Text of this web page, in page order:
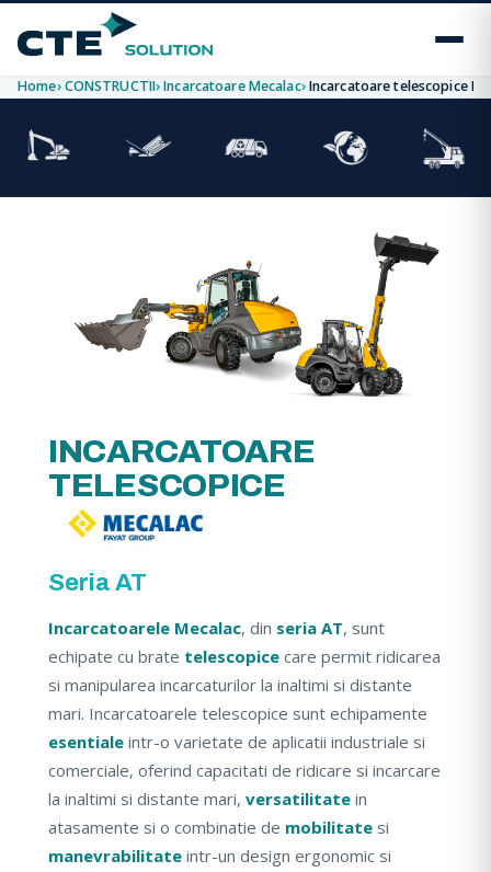
Home CONSTRUCTII Incarcatoare Mecalac Incarcatoare telescopice
INCARCATOARE
TELESCOPICE
Seria AT
Incarcatoarele Mecalac, din seria AT, sunt
echipate cu brate telescopice care permit ridicarea
si manipularea incarcaturilor la inaltimi si distante
mari. Incarcatoarele telescopice sunt echipamente
esentiale intr-o varietate de aplicatii industriale si
comerciale, oferind capacitati de ridicare si incarcare
la inaltimi si distante mari, versatilitate in
atasamente si o combinatie de mobilitate si
manevrabilitate intr-un design ergonomic si